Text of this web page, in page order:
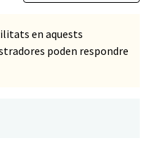
en aquests
poden respondre